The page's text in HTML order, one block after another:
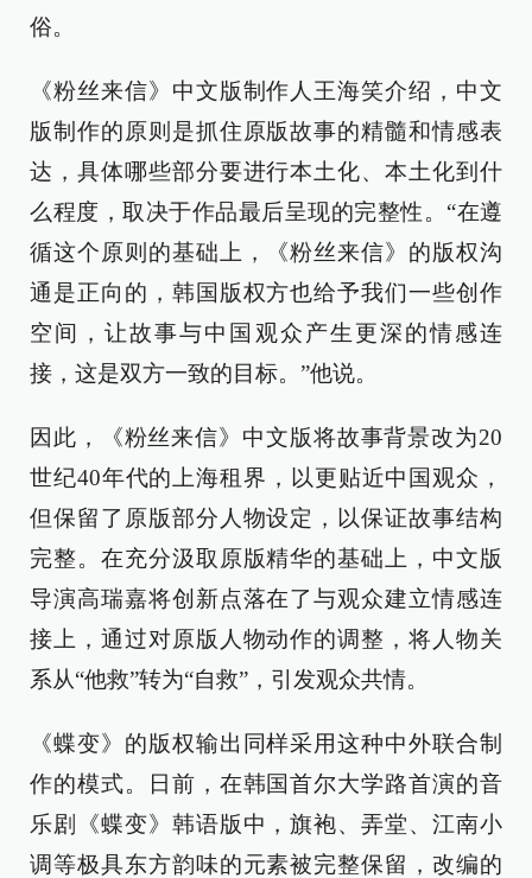
俗。
《粉丝来信》中文版制作人王海笑介绍，中文
版制作的原则是抓住原版故事的精髓和情感表
达，具体哪些部分要进行本土化、本土化到什
么程度，取决于作品最后呈现的完整性。“在遵
循这个原则的基础上，《粉丝来信》的版权沟
通是正向的，韩国版权方也给予我们一些创作
空间，让故事与中国观众产生更深的情感连
接，这是双方一致的目标。”他说。
因此，《粉丝来信》中文版将故事背景改为20
世纪40年代的上海租界，以更贴近中国观众，
但保留了原版部分人物设定，以保证故事结构
完整。在充分汲取原版精华的基础上，中文版
导演高瑞嘉将创新点落在了与观众建立情感连
接上，通过对原版人物动作的调整，将人物关
系从“他救”转为“自救”，引发观众共情。
《蝶变》的版权输出同样采用这种中外联合制
作的模式。日前，在韩国首尔大学路首演的音
乐剧《蝶变》韩语版中，旗袍、弄堂、江南小
调等极具东方韵味的元素被完整保留，改编的